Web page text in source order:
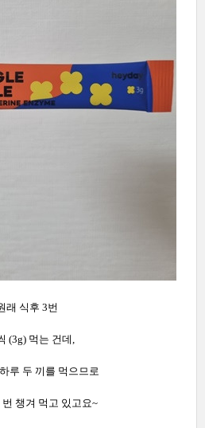
래 식후 3번
(3g) 먹는 건데,
루 두 끼를 먹으므로
챙겨 먹고 있고요~